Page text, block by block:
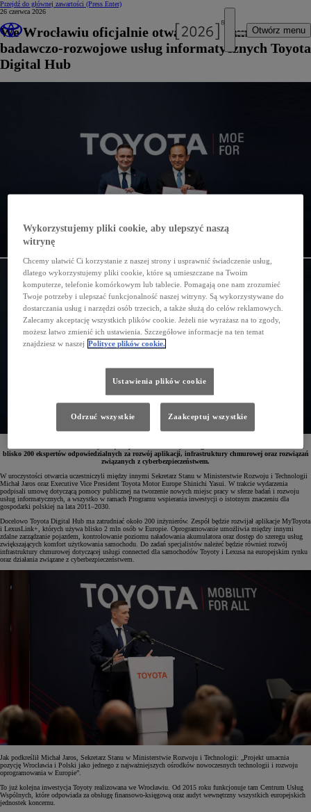
Przejdź do głównej zawartości (Press Enter)
Otwórz menu
26 czerwca 2026
We Wrocławiu oficjalnie otwarto centrum
badawczo-rozwojowe usług informatycznych Toyota
Digital Hub
blisko 200 ekspertów odpowiedzialnych za rozwój aplikacji, infrastruktury chmurowej oraz rozwiązań
związanych z cyberbezpieczeństwem.
W uroczystości otwarcia uczestniczyli między innymi Sekretarz Stanu w Ministerstwie Rozwoju i Technologii
Michał Jaros oraz Executive Vice President Toyota Motor Europe Shinichi Yasui. W trakcie wydarzenia
podpisali umowę dotyczącą pomocy publicznej na tworzenie nowych miejsc pracy w sferze badań i rozwoju
usług informatycznych, a wszystko w ramach Programu wspierania inwestycji o istotnym znaczeniu dla
gospodarki polskiej na lata 2011–2030.
Docelowo Toyota Digital Hub ma zatrudniać około 200 inżynierów. Zespół będzie rozwijał aplikacje MyToyota
i LexusLink+, których używa blisko 2 mln osób w Europie. Oprogramowanie umożliwia między innymi
zdalne zarządzanie pojazdem, kontrolowanie poziomu naładowania akumulatora oraz dostęp do szeregu usług
zwiększających komfort użytkowania samochodu. Do zadań specjalistów należeć będzie również rozwój
infrastruktury chmurowej dotyczącej usługi connected dla samochodów Toyoty i Lexusa na europejskim rynku
oraz działania związane z cyberbezpieczeństwem.
Jak podkreślił Michał Jaros, Sekretarz Stanu w Ministerstwie Rozwoju i Technologii: „Projekt umacnia
pozycję Wrocławia i Polski jako jednego z najważniejszych ośrodków nowoczesnych technologii i rozwoju
oprogramowania w Europie”.
To już kolejna inwestycja Toyoty realizowana we Wrocławiu. Od 2015 roku funkcjonuje tam Centrum Usług
Wspólnych, które odpowiada za obsługę finansowo-księgową oraz audyt wewnętrzny wszystkich europejskich
jednostek koncernu.
Wykorzystujemy pliki cookie, aby ulepszyć naszą
witrynę
Chcemy ułatwić Ci korzystanie z naszej strony i usprawnić świadczenie usług,
dlatego wykorzystujemy pliki cookie, które są umieszczane na Twoim
komputerze, telefonie komórkowym lub tablecie. Pomagają one nam zrozumieć
Twoje potrzeby i ulepszać funkcjonalność naszej witryny. Są wykorzystywane do
dostarczania usług i narzędzi osób trzecich, a także służą do celów reklamowych.
Zalecamy akceptację wszystkich plików cookie. Jeżeli nie wyrażasz na to zgody,
możesz łatwo zmienić ich ustawienia. Szczegółowe informacje na ten temat
znajdziesz w naszej Polityce plików cookie.
Ustawienia plików cookie
Odrzuć wszystkie Zaakceptuj wszystkie